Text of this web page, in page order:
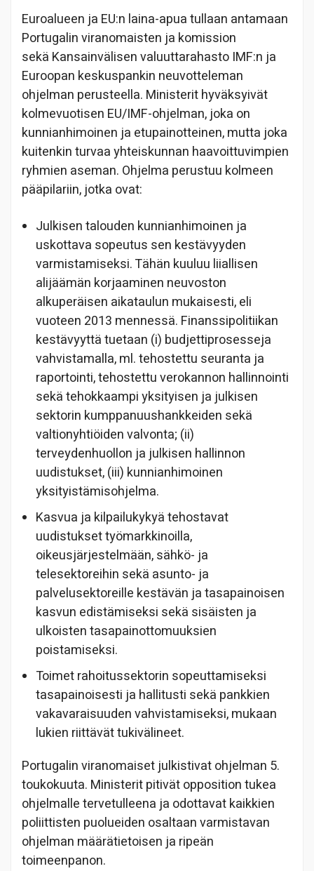
Euroalueen ja EU:n laina-apua tullaan antamaan
Portugalin viranomaisten ja komission
sekä Kansainvälisen valuuttarahasto IMF:n ja
Euroopan keskuspankin neuvotteleman
ohjelman perusteella. Ministerit hyväksyivät
kolmevuotisen EU/IMF-ohjelman, joka on
kunnianhimoinen ja etupainotteinen, mutta joka
kuitenkin turvaa yhteiskunnan haavoittuvimpien
ryhmien aseman. Ohjelma perustuu kolmeen
pääpilariin, jotka ovat:
Julkisen talouden kunnianhimoinen ja
uskottava sopeutus sen kestävyyden
varmistamiseksi. Tähän kuuluu liiallisen
alijäämän korjaaminen neuvoston
alkuperäisen aikataulun mukaisesti, eli
vuoteen 2013 mennessä. Finanssipolitiikan
kestävyyttä tuetaan (i) budjettiprosesseja
vahvistamalla, ml. tehostettu seuranta ja
raportointi, tehostettu verokannon hallinnointi
sekä tehokkaampi yksityisen ja julkisen
sektorin kumppanuushankkeiden sekä
valtionyhtiöiden valvonta; (ii)
terveydenhuollon ja julkisen hallinnon
uudistukset, (iii) kunnianhimoinen
yksityistämisohjelma.
Kasvua ja kilpailukykyä tehostavat
uudistukset työmarkkinoilla,
oikeusjärjestelmään, sähkö- ja
telesektoreihin sekä asunto- ja
palvelusektoreille kestävän ja tasapainoisen
kasvun edistämiseksi sekä sisäisten ja
ulkoisten tasapainottomuuksien
poistamiseksi.
Toimet rahoitussektorin sopeuttamiseksi
tasapainoisesti ja hallitusti sekä pankkien
vakavaraisuuden vahvistamiseksi, mukaan
lukien riittävät tukivälineet.
Portugalin viranomaiset julkistivat ohjelman 5.
toukokuuta. Ministerit pitivät opposition tukea
ohjelmalle tervetulleena ja odottavat kaikkien
poliittisten puolueiden osaltaan varmistavan
ohjelman määrätietoisen ja ripeän
toimeenpanon.